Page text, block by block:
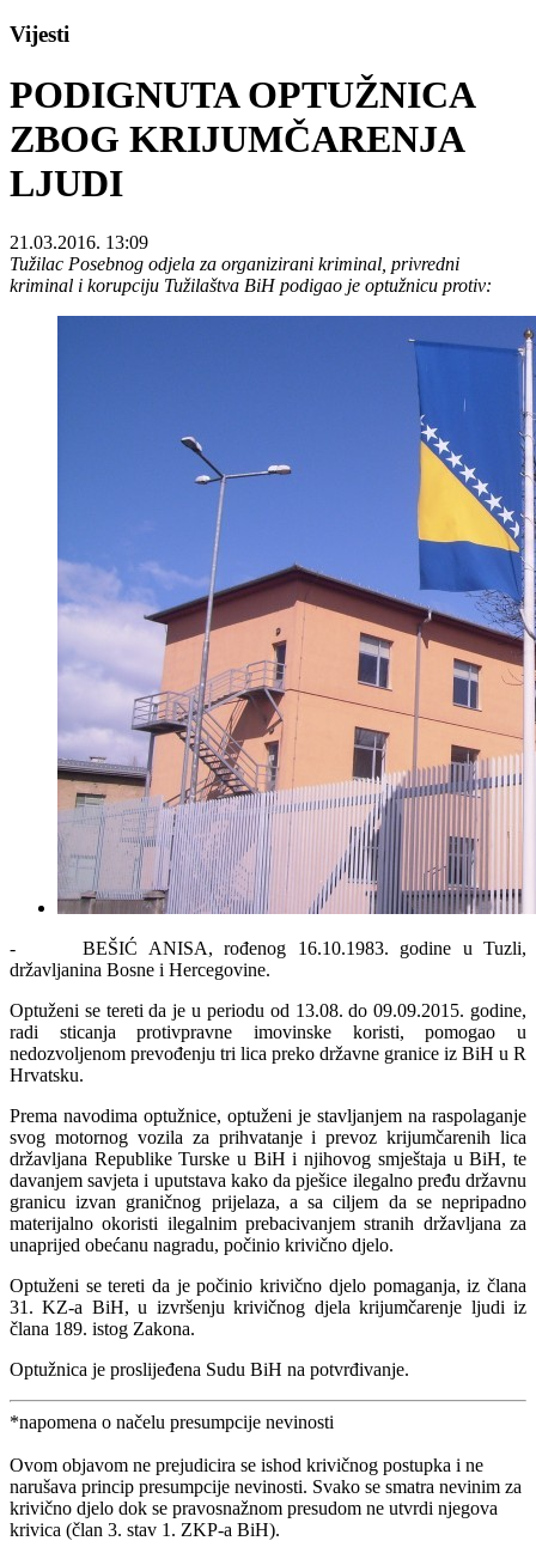
Vijesti
PODIGNUTA OPTUŽNICA
ZBOG KRIJUMČARENJA
LJUDI
21.03.2016. 13:09
Tužilac Posebnog odjela za organizirani kriminal, privredni
kriminal i korupciju Tužilaštva BiH podigao je optužnicu protiv:
- BEŠIĆ ANISA, rođenog 16.10.1983. godine u Tuzli,
državljanina Bosne i Hercegovine.
Optuženi se tereti da je u periodu od 13.08. do 09.09.2015. godine,
radi sticanja protivpravne imovinske koristi, pomogao u
nedozvoljenom prevođenju tri lica preko državne granice iz BiH u R
Hrvatsku.
Prema navodima optužnice, optuženi je stavljanjem na raspolaganje
svog motornog vozila za prihvatanje i prevoz krijumčarenih lica
državljana Republike Turske u BiH i njihovog smještaja u BiH, te
davanjem savjeta i uputstava kako da pješice ilegalno pređu državnu
granicu izvan graničnog prijelaza, a sa ciljem da se nepripadno
materijalno okoristi ilegalnim prebacivanjem stranih državljana za
unaprijed obećanu nagradu, počinio krivično djelo.
Optuženi se tereti da je počinio krivično djelo pomaganja, iz člana
31. KZ-a BiH, u izvršenju krivičnog djela krijumčarenje ljudi iz
člana 189. istog Zakona.
Optužnica je proslijeđena Sudu BiH na potvrđivanje.
*napomena o načelu presumpcije nevinosti
Ovom objavom ne prejudicira se ishod krivičnog postupka i ne
narušava princip presumpcije nevinosti. Svako se smatra nevinim za
krivično djelo dok se pravosnažnom presudom ne utvrdi njegova
krivica (član 3. stav 1. ZKP-a BiH).